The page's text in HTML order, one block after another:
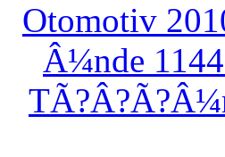
Otomotiv
Â¼nde